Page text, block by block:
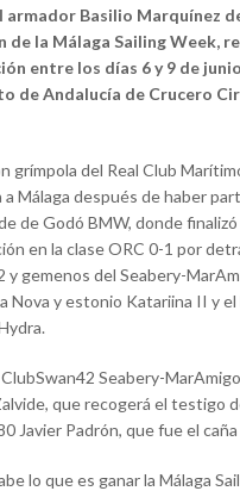
armador Basilio Marquínez
de la Málaga Sailing Week,
entre los días 6 y 9 de
de Andalucía de Crucero
grímpola del Real Club
a Málaga después de haber
de Godó BMW, donde
en la clase ORC 0-1 por
y gemenos del Seabery-
Nova y estonio Katariina II y
ClubSwan42 Seabery-
que recogerá el testigo
Javier Padrón, que fue el
lo que es ganar la Málaga